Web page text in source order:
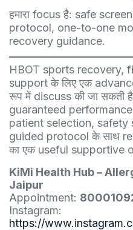
हमारा focus है: safe
protocol, one-to-one
recovery guidance.
HBOT sports recovery,
support के लिए एक
रूप में discuss की जा सकती
guaranteed performance
patient selection,
guided protocol के साथ
का एक useful supportive
KiMi Health Hub –
Jaipur
Appointment:
Instagram:
https://